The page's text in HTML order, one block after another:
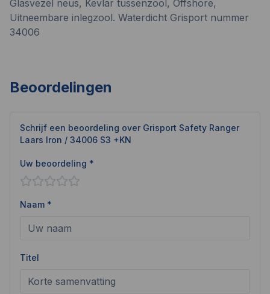
Glasvezel neus, Kevlar tussenzool, Offshore,
Uitneembare inlegzool. Waterdicht Grisport nummer
34006
Beoordelingen
Schrijf een beoordeling over Grisport Safety Ranger
Laars Iron / 34006 S3 +KN
Uw beoordeling *
Naam *
Titel